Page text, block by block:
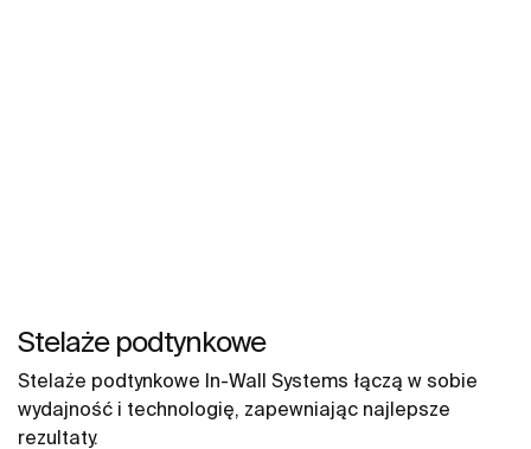
Stelaże podtynkowe
Stelaże podtynkowe In-Wall Systems łączą w sobie
wydajność i technologię, zapewniając najlepsze
rezultaty.